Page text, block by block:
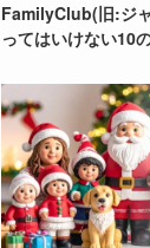
FamilyClub(旧:ジ
ってはいけない10